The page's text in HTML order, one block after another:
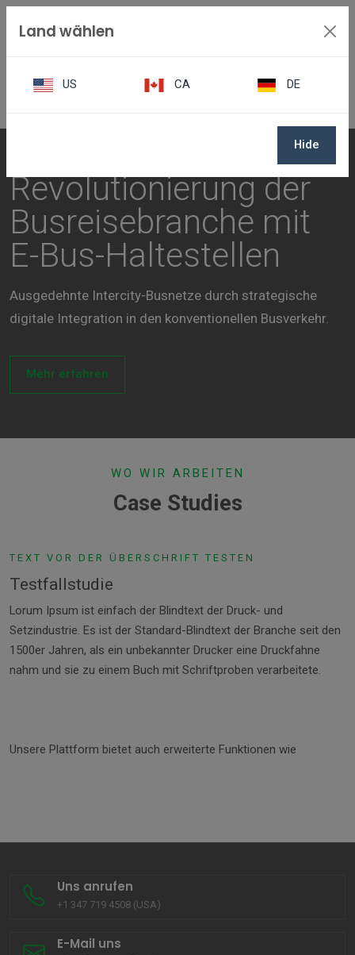
Revolutionierung der
Busreisebranche mit
E-Bus-Haltestellen
Ausgedehnte Intercity-Busnetze durch strategische
digitale Integration in den konventionellen Busverkehr.
Mehr erfahren
WO WIR ARBEITEN
Case Studies
TEXT VOR DER ÜBERSCHRIFT TESTEN
Testfallstudie
Lorum Ipsum ist einfach der Blindtext der Druck- und
Setzindustrie. Es ist der Standard-Blindtext der Branche seit den
1500er Jahren, als ein unbekannter Drucker eine Druckfahne
nahm und sie zu einem Buch mit Schriftproben verarbeitete.
Unsere Plattform bietet auch erweiterte Funktionen wie
Uns anrufen
+1 347 719 4508 (USA)
E-Mail uns
Land wählen
US CA DE
Hide